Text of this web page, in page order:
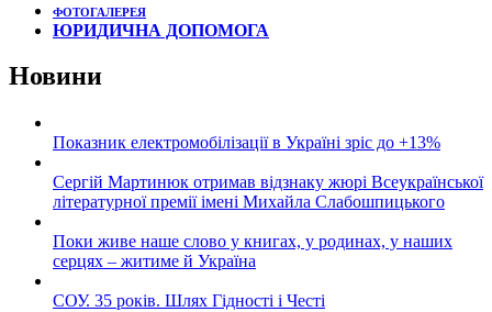
ФОТОГАЛЕРЕЯ
ЮРИДИЧНА ДОПОМОГА
Новини
Показник електромобілізації в Україні зріс до +13%
Сергій Мартинюк отримав відзнаку жюрі Всеукраїнської
літературної премії імені Михайла Слабошпицького
Поки живе наше слово у книгах, у родинах, у наших
серцях – житиме й Україна
СОУ. 35 років. Шлях Гідності і Честі